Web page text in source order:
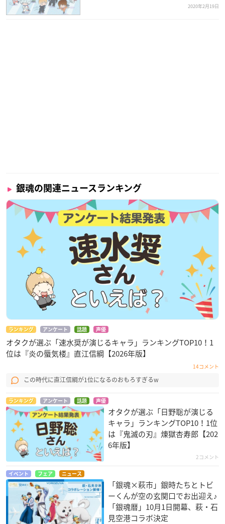
2020年2月19日
銀魂の関連ニュースランキング
ランキング アンケート 話題 声優
オタクが選ぶ「速水奨が演じるキャラ」ランキングTOP10！1
位は『炎の蜃気楼』直江信綱【2026年版】
14コメント
この時代に直江信綱が1位になるのおもろすぎるw
ランキング アンケート 話題 声優
オタクが選ぶ「日野聡が演じる
キャラ」ランキングTOP10！1位
は『鬼滅の刃』煉󠄁獄杏寿郎【202
6年版】
2コメント
イベント フェア ニュース
「銀魂×萩市」銀時たちとトビ
ーくんが空の玄関口でお出迎え♪
「銀魂暦」10月1日開幕、萩・石
見空港コラボ決定